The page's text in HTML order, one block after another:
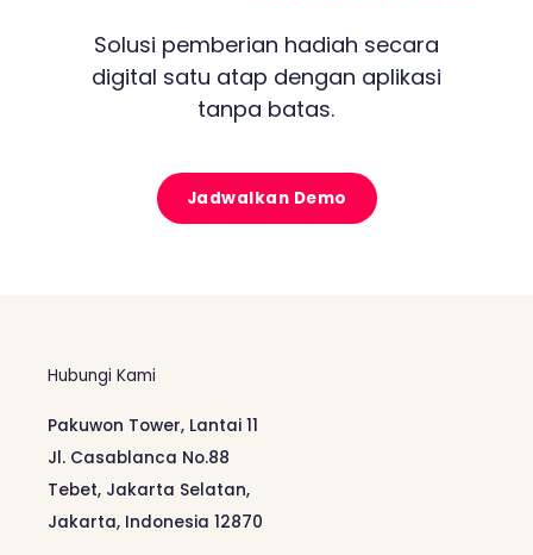
Solusi pemberian hadiah secara
digital satu atap dengan aplikasi
tanpa batas.
Jadwalkan Demo
Hubungi Kami
Pakuwon Tower, Lantai 11
Jl. Casablanca No.88
Tebet, Jakarta Selatan,
Jakarta, Indonesia 12870